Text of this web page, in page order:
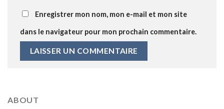
Enregistrer mon nom, mon e-mail et mon site
dans le navigateur pour mon prochain commentaire.
ABOUT